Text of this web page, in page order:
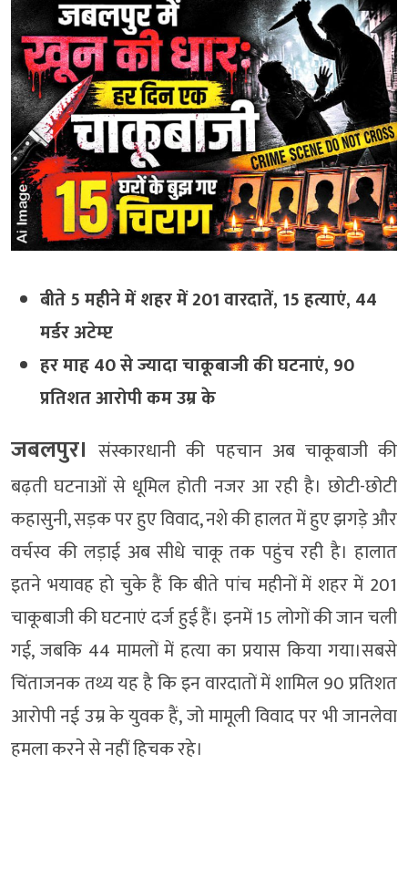
बीते 5 महीने में शहर में 201 वारदातें, 15 हत्याएं, 44
मर्डर अटेम्प्ट
हर माह 40 से ज्यादा चाकूबाजी की घटनाएं, 90
प्रतिशत आरोपी कम उम्र के
जबलपुर। संस्कारधानी की पहचान अब चाकूबाजी की
बढ़ती घटनाओं से धूमिल होती नजर आ रही है। छोटी-छोटी
कहासुनी, सड़क पर हुए विवाद, नशे की हालत में हुए झगड़े और
वर्चस्व की लड़ाई अब सीधे चाकू तक पहुंच रही है। हालात
इतने भयावह हो चुके हैं कि बीते पांच महीनों में शहर में 201
चाकूबाजी की घटनाएं दर्ज हुई हैं। इनमें 15 लोगों की जान चली
गई, जबकि 44 मामलों में हत्या का प्रयास किया गया।सबसे
चिंताजनक तथ्य यह है कि इन वारदातों में शामिल 90 प्रतिशत
आरोपी नई उम्र के युवक हैं, जो मामूली विवाद पर भी जानलेवा
हमला करने से नहीं हिचक रहे।